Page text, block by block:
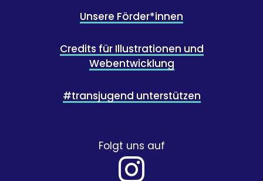
Unsere Förder*innen
Credits für Illustrationen und
Webentwicklung
#transjugend unterstützen
Folgt uns auf